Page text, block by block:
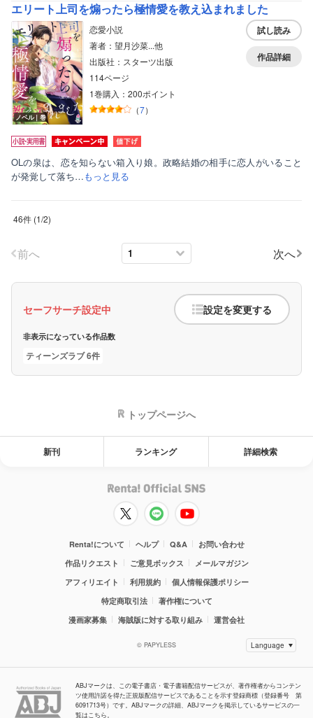
エリート上司を煽ったら極情愛を教え込まれました
ノベル｜巻
恋愛小説
著者：望月沙菜...他
出版社：スターツ出版
114ページ
1巻購入：200ポイント
（7）
試し読み
作品詳細
OLの泉は、恋を知らない箱入り娘。政略結婚の相手に恋人がいること
が発覚して落ち…もっと見る
46件 (1/2)
前へ 次へ
セーフサーチ設定中 設定を変更する
非表示になっている作品数
ティーンズラブ 6件
トップページへ
新刊 ランキング 詳細検索
Renta!について ヘルプ Q&A
お問い合わせ
作品リクエスト
ご意見ボックス
メールマガジン
アフィリエイト
利用規約
個人情報保護ポリシー
特定商取引法
著作権について
漫画家募集
海賊版に対する取り組み 運営会社
© PAPYLESS
ABJマークは、この電子書店・電子書籍配信サービスが、著作権者からコンテン
ツ使用許諾を得た正規版配信サービスであることを示す登録商標（登録番号 第
6091713号）です。ABJマークの詳細、ABJマークを掲示しているサービスの一
覧はこちら。